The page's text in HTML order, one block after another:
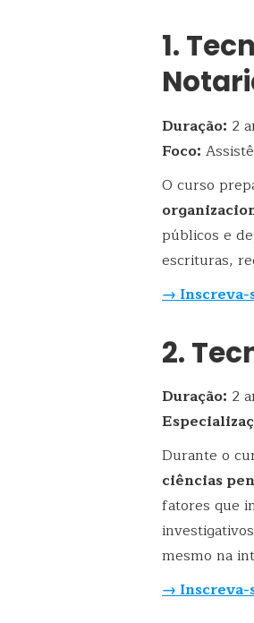
1.
Duração: 2
Foco:
O curso
públicos e
escrituras,
→ Inscreva-
2.
Duração: 2
Durante o
ciências
fatores que
mesmo na
→ Inscreva-